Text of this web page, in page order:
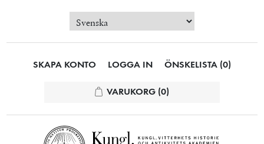
SKAPA KONTO LOGGA IN ÖNSKELISTA (0)
VARUKORG (0)